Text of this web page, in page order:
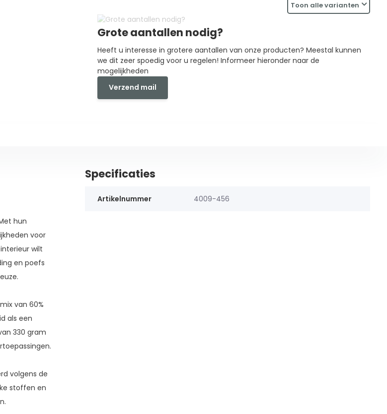
Toon alle varianten
Grote aantallen nodig?
Heeft u interesse in grotere aantallen van onze producten? Meestal kunnen
we dit zeer spoedig voor u regelen! Informeer hieronder naar de
mogelijkheden
Verzend mail
hun
voor
wilt
en poefs
van 60%
als een
330 gram
volgens de
stoffen en
Specificaties
Artikelnummer 4009-456